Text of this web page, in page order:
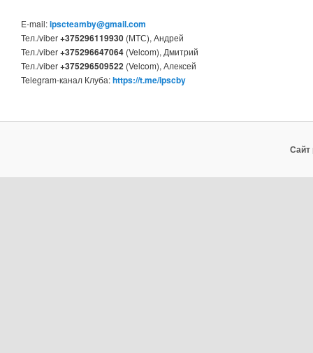
E-mail:ipscteamby@gmail.com
Тел./viber+375296119930 (МТС), Андрей
Тел./viber+375296647064 (Velcom), Дмитрий
Тел./viber+375296509522 (Velcom), Алексей
Telegram-канал Клуба:https://t.me/ipscby
Сайт